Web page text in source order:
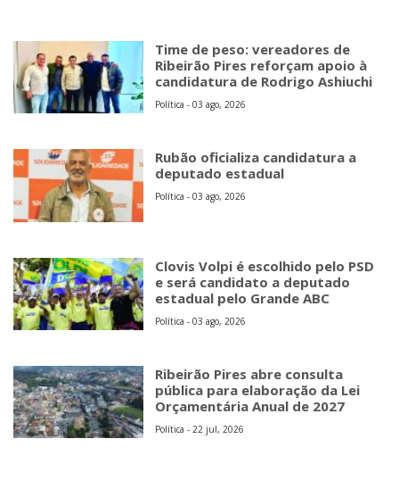
Time de peso: vereadores de
Ribeirão Pires reforçam apoio à
candidatura de Rodrigo Ashiuchi
Política - 03 ago, 2026
Rubão oficializa candidatura a
deputado estadual
Política - 03 ago, 2026
Clovis Volpi é escolhido pelo PSD
e será candidato a deputado
estadual pelo Grande ABC
Política - 03 ago, 2026
Ribeirão Pires abre consulta
pública para elaboração da Lei
Orçamentária Anual de 2027
Política - 22 jul, 2026